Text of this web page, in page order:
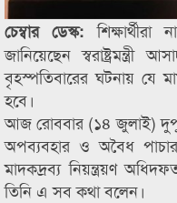
চেম্বার ডেস্ক:
জানিয়েছেন
বৃহস্পতিবারের ঘটনায় যে
হবে।
আজ রোববার (১৪ জুলাই)
অপব্যবহার ও অবৈধ
মাদকদ্রব্য নিয়ন্ত্রয়ণ
তিনি এ সব কথা বলেন।